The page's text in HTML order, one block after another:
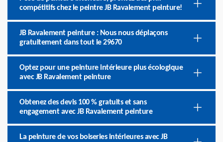
compétitifs chez le peintre JB Ravalement peinture!
JB Ravalement peinture : Nous nous déplaçons
gratuitement dans tout le 29670
Optez pour une peinture intérieure plus écologique
avec JB Ravalement peinture
Obtenez des devis 100 % gratuits et sans
engagement avec JB Ravalement peinture
La peinture de vos boiseries intérieures avec JB